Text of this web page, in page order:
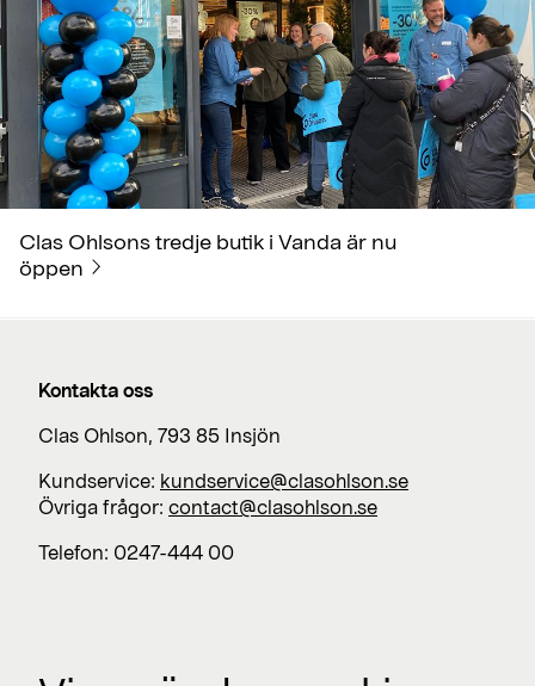
Clas Ohlsons tredje butik i Vanda är nu
öppen
Kontakta oss
Clas Ohlson, 793 85 Insjön
Kundservice: kundservice@clasohlson.se
Övriga frågor: contact@clasohlson.se
Telefon: 0247-444 00